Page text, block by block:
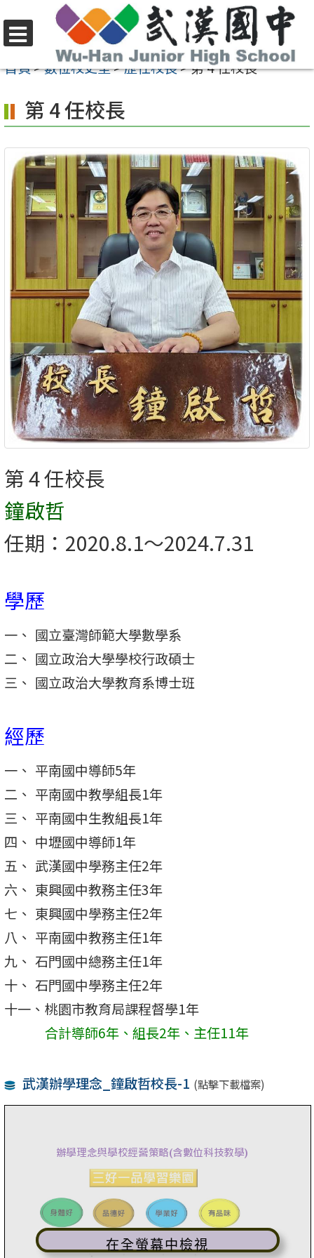
至
內
容
區
選
單
首頁>數位校史室>歷任校長>第 4 任校長
第 4 任校長
第 4 任校長
鐘啟哲
任期：2020.8.1～2024.7.31
學歷
國立臺灣師範大學數學系
國立政治大學學校行政碩士
國立政治大學教育系博士班
經歷
平南國中導師5年
平南國中教學組長1年
平南國中生教組長1年
中壢國中導師1年
武漢國中學務主任2年
東興國中教務主任3年
東興國中學務主任2年
平南國中教務主任1年
石門國中總務主任1年
石門國中學務主任2年
桃園市教育局課程督學1年
合計導師6年、組長2年、主任11年
武漢辦學理念_鐘啟哲校長-1 (點擊下載檔案)
在全螢幕中檢視